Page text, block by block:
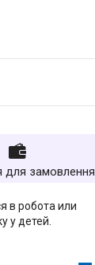
для замовлення
в робота или
у детей.